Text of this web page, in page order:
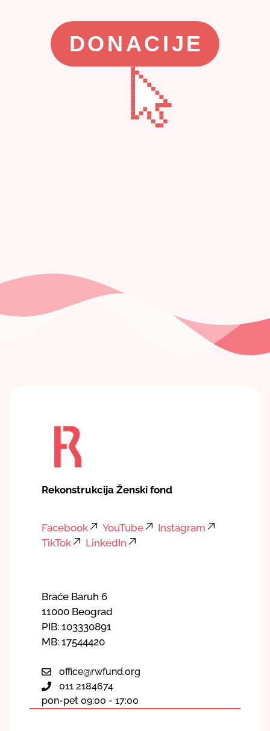
Rekonstrukcija Ženski fond
Facebook YouTube
Instagram
TikTok
LinkedIn
Braće Baruh 6
11000 Beograd
PIB: 103330891
MB: 17544420
office@rwfund.org
011 2184674
pon-pet 09:00 - 17:00